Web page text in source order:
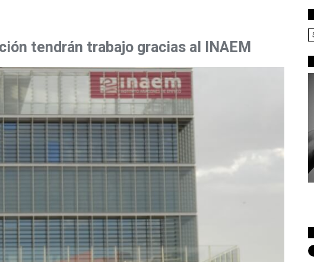
tendrán trabajo gracias al INAEM